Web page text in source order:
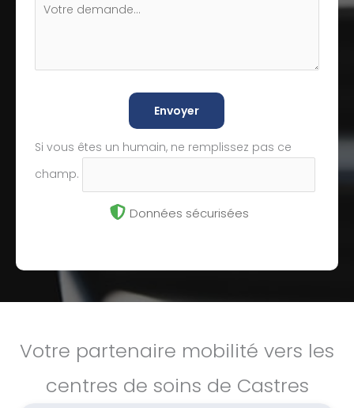
Envoyer
Si vous êtes un humain, ne remplissez pas ce
champ.
Données sécurisées
Votre partenaire mobilité vers les
centres de soins de Castres